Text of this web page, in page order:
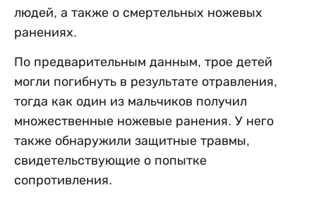
людей, а также о смертельных ножевых
ранениях.
По предварительным данным, трое детей
могли погибнуть в результате отравления,
тогда как один из мальчиков получил
множественные ножевые ранения. У него
также обнаружили защитные травмы,
свидетельствующие о попытке
сопротивления.